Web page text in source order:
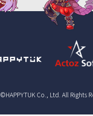
©HAPPYTUK Co., Ltd. All Rights